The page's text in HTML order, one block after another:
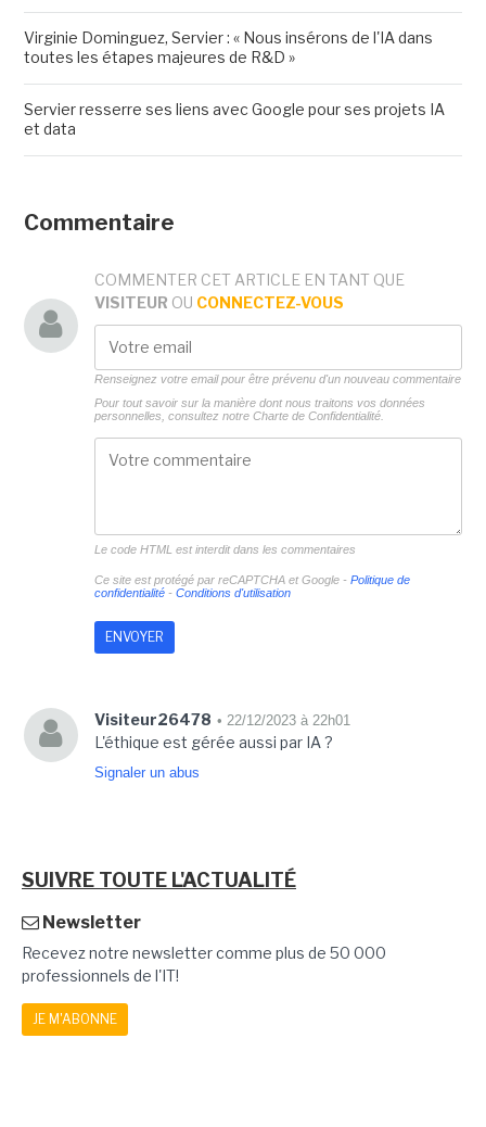
Virginie Dominguez, Servier : « Nous insérons de l'IA dans
toutes les étapes majeures de R&D »
Servier resserre ses liens avec Google pour ses projets IA
et data
Commentaire
COMMENTER CET ARTICLE EN TANT QUE
VISITEUR OU CONNECTEZ-VOUS
Renseignez votre email pour être prévenu d'un nouveau commentaire
Pour tout savoir sur la manière dont nous traitons vos données
personnelles, consultez notre Charte de Confidentialité.
Le code HTML est interdit dans les commentaires
Ce site est protégé par reCAPTCHA et Google - Politique de
confidentialité- Conditions d'utilisation
Visiteur26478 • 22/12/2023 à 22h01
L'éthique est gérée aussi par IA ?
Signaler un abus
SUIVRE TOUTE L'ACTUALITÉ
Newsletter
Recevez notre newsletter comme plus de 50 000
professionnels de l'IT!
JE M'ABONNE